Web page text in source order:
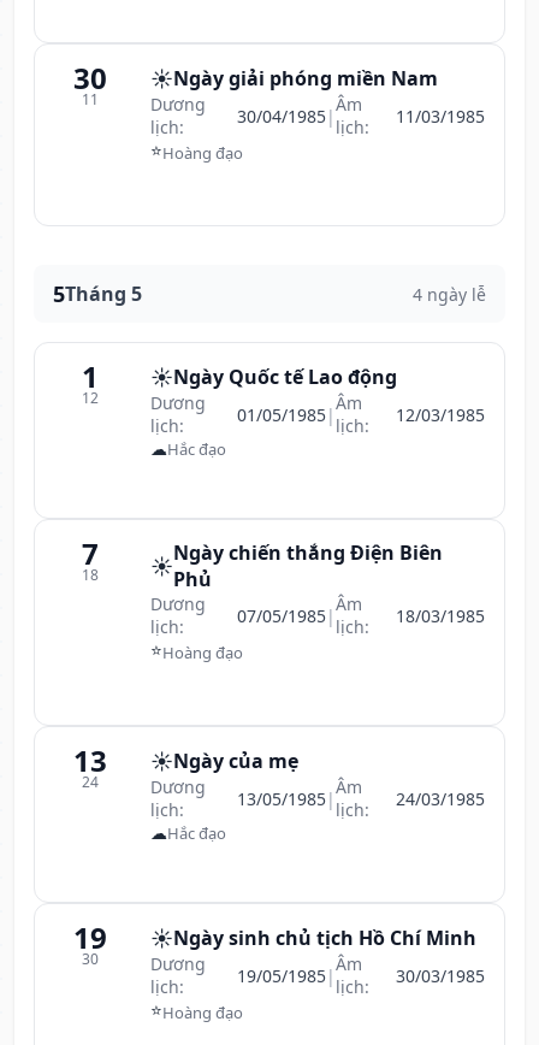
30
11
☀️Ngày giải phóng miền Nam
Dương
lịch:
30/04/1985|Âm
lịch:
11/03/1985
⭐Hoàng đạo
5Tháng 5 4 ngày lễ
1
12
☀️Ngày Quốc tế Lao động
Dương
lịch:
01/05/1985|Âm
lịch:
12/03/1985
☁Hắc đạo
7
18 ☀️Ngày chiến thắng Điện Biên
Phủ
Dương
lịch:
07/05/1985|Âm
lịch:
18/03/1985
⭐Hoàng đạo
13
24
☀️Ngày của mẹ
Dương
lịch:
13/05/1985|Âm
lịch:
24/03/1985
☁Hắc đạo
19
30
☀️Ngày sinh chủ tịch Hồ Chí Minh
Dương
lịch:
19/05/1985|Âm
lịch:
30/03/1985
⭐Hoàng đạo